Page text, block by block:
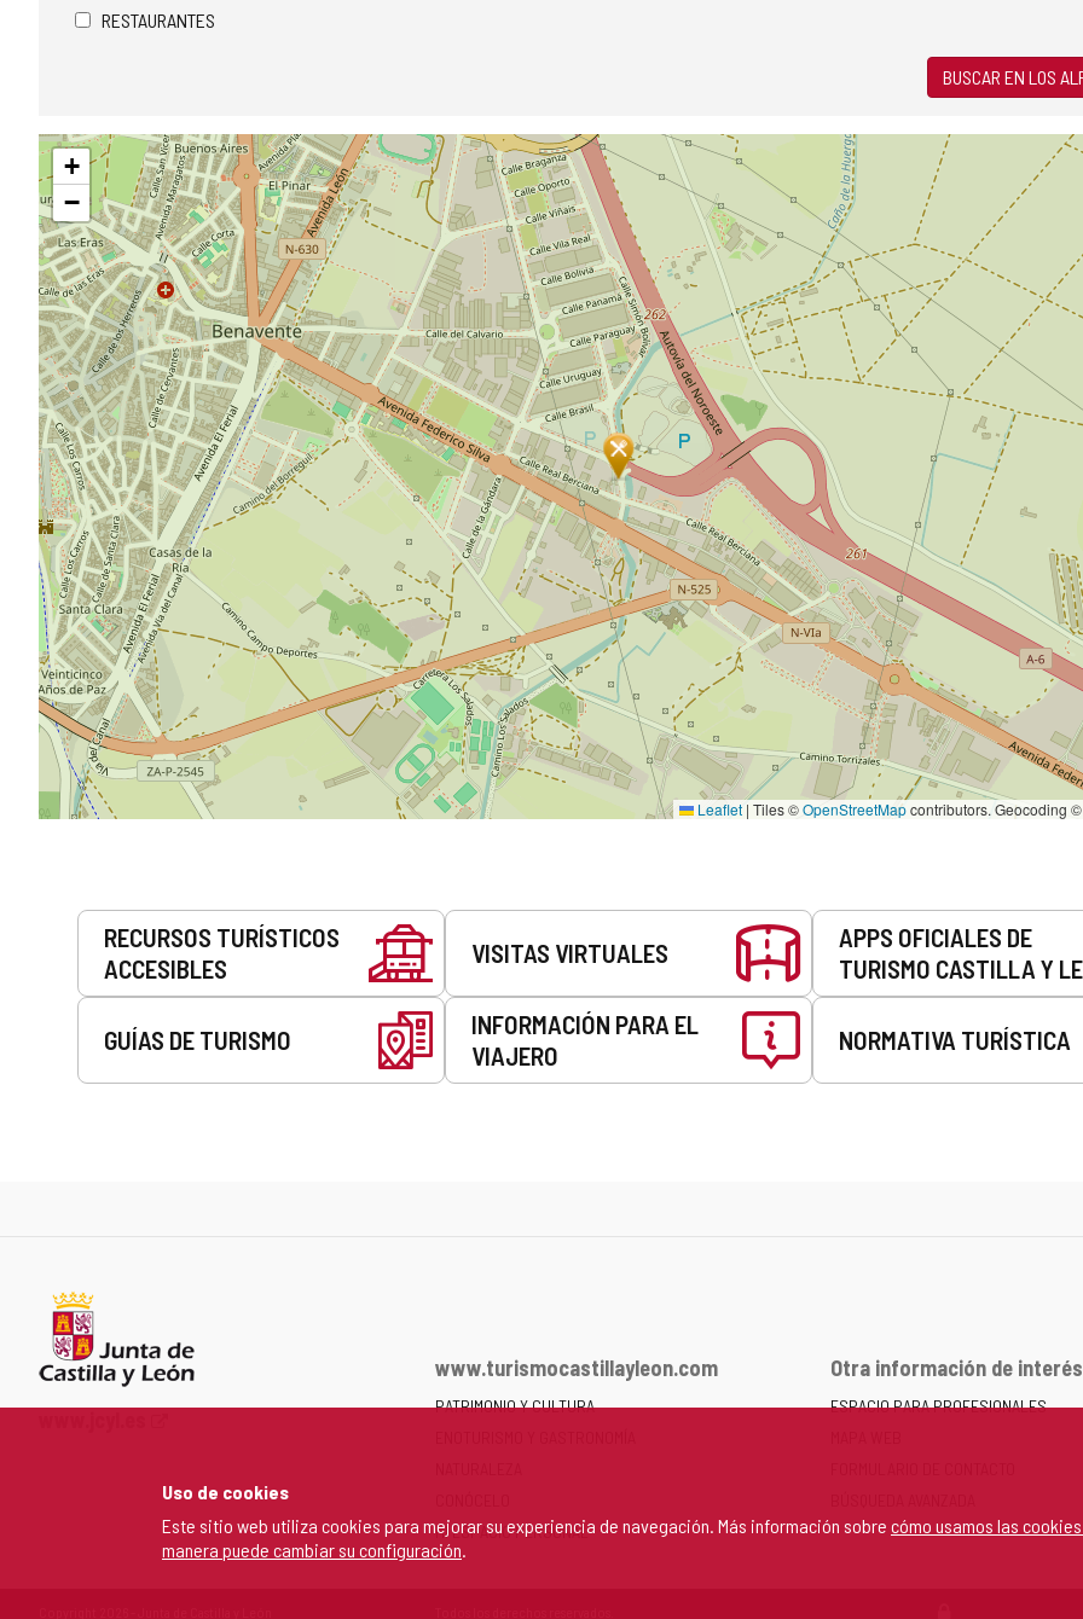
Uso de cookies
Este sitio web utiliza cookies para mejorar su experiencia de navegación. Más información sobre cómo usamos las
manera puede cambiar su configuración.
RESTAURANTES
BUSCAR EN LOS
Saltar
mapa
+
−
Leaflet | Tiles ©OpenStreetMapcontributors. Geocoding ©
Servicios
RECURSOS TURÍSTICOS
ACCESIBLES
VISITAS VIRTUALES
APPS OFICIALES DE
TURISMO CASTILLA Y
GUÍAS DE TURISMO
INFORMACIÓN PARA EL
VIAJERO
NORMATIVA TURÍSTICA
www.turismocastillayleon.com
PATRIMONIO Y CULTURA
MI ESPACIO PERSONAL
Otra información de interés
ESPACIO PARA PROFESIONALES